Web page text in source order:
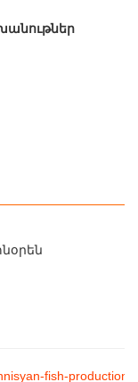
fish-production